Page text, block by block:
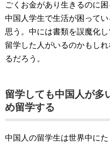
ごくお金があり生きるのに
中国人学生で生活が困って
思う。中には書類を誤魔化
留学した人がいるのかもし
るだろう。
留学しても中国人が多
め留学する
中国人の留学生は世界中に